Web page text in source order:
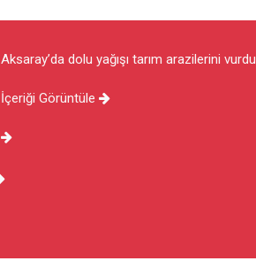
Aksaray’da dolu yağışı tarım arazilerini vurdu
İçeriği Görüntüle